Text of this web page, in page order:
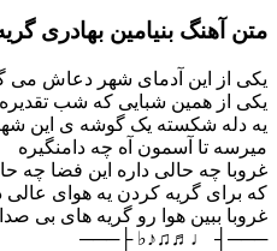
متن آهنگ بنیامین بهادری
یکی از این آدمای شهر دعاش می
یکی از همین شبایی که شب تقدیره
یه دله شکسته یک گوشه ی این
میرسه تا آسمون آه چه دامنگیره
غروبا چه حالی داره این فضا چه
که برای گریه کردن یه هوای عالی
غروبا ببین هوا رو گریه های بی
───┤ ♩♬♫♪♭ ├───